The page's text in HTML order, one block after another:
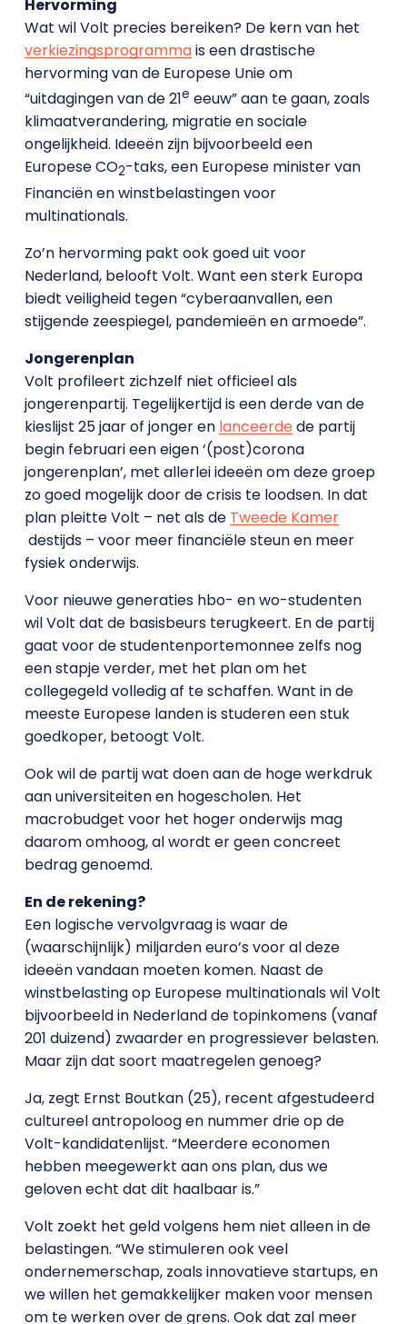
Hervorming
Wat wil Volt precies bereiken? De kern van het
verkiezingsprogrammais een drastische
hervorming van de Europese Unie om
“uitdagingen van de 21e eeuw” aan te gaan, zoals
klimaatverandering, migratie en sociale
ongelijkheid. Ideeën zijn bijvoorbeeld een
Europese CO2-taks, een Europese minister van
Financiën en winstbelastingen voor
multinationals.
Zo’n hervorming pakt ook goed uit voor
Nederland, belooft Volt. Want een sterk Europa
biedt veiligheid tegen “cyberaanvallen, een
stijgende zeespiegel, pandemieën en armoede”.
Jongerenplan
Volt profileert zichzelf niet officieel als
jongerenpartij. Tegelijkertijd is een derde van de
kieslijst 25 jaar of jonger en lanceerdede partij
begin februari een eigen ‘(post)corona
jongerenplan’, met allerlei ideeën om deze groep
zo goed mogelijk door de crisis te loodsen. In dat
plan pleitte Volt – net als de Tweede Kamer
destijds – voor meer financiële steun en meer
fysiek onderwijs.
Voor nieuwe generaties hbo- en wo-studenten
wil Volt dat de basisbeurs terugkeert. En de partij
gaat voor de studentenportemonnee zelfs nog
een stapje verder, met het plan om het
collegegeld volledig af te schaffen. Want in de
meeste Europese landen is studeren een stuk
goedkoper, betoogt Volt.
Ook wil de partij wat doen aan de hoge werkdruk
aan universiteiten en hogescholen. Het
macrobudget voor het hoger onderwijs mag
daarom omhoog, al wordt er geen concreet
bedrag genoemd.
En de rekening?
Een logische vervolgvraag is waar de
(waarschijnlijk) miljarden euro’s voor al deze
ideeën vandaan moeten komen. Naast de
winstbelasting op Europese multinationals wil Volt
bijvoorbeeld in Nederland de topinkomens (vanaf
201 duizend) zwaarder en progressiever belasten.
Maar zijn dat soort maatregelen genoeg?
Ja, zegt Ernst Boutkan (25), recent afgestudeerd
cultureel antropoloog en nummer drie op de
Volt-kandidatenlijst. “Meerdere economen
hebben meegewerkt aan ons plan, dus we
geloven echt dat dit haalbaar is.”
Volt zoekt het geld volgens hem niet alleen in de
belastingen. “We stimuleren ook veel
ondernemerschap, zoals innovatieve startups, en
we willen het gemakkelijker maken voor mensen
om te werken over de grens. Ook dat zal meer